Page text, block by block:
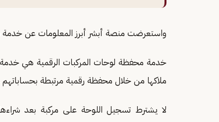
واستعرضت منصة أبشر أبرز المعلومات عن خدمة
خدمة محفظة لوحات المركبات الرقمية هي خدمة
ملاكها من خلال محفظة رقمية مرتبطة بحساباتهم
لا يشترط تسجيل اللوحة على مركبة بعد